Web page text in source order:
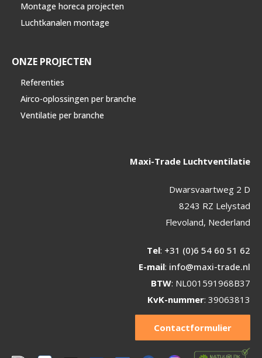
Montage horeca projecten
Luchtkanalen montage
ONZE PROJECTEN
Referenties
Airco-oplossingen per branche
Ventilatie per branche
Maxi-Trade Luchtventilatie
Dwarsvaartweg 2 D
8243 RZ Lelystad
Flevoland, Nederland
Tel: +31 (0)6 54 60 51 62
E-mail: info@maxi-trade.nl
BTW: NL001591968B37
KvK-nummer: 39063813
Contactformulier